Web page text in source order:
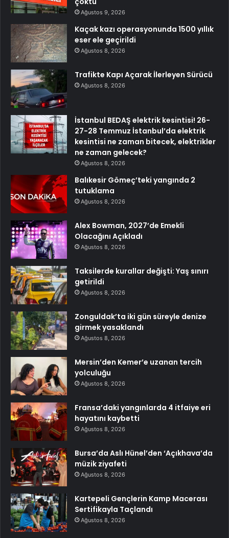
Ağustos 9, 2026
Kaçak kazı operasyonunda 1500 yıllık
eser ele geçirildi
Ağustos 8, 2026
Trafikte Kapı Açarak İlerleyen Sürücü
Ağustos 8, 2026
İstanbul BEDAŞ elektrik kesintisi! 26-
27-28 Temmuz İstanbul’da elektrik
kesintisi ne zaman bitecek, elektrikler
ne zaman gelecek?
Ağustos 8, 2026
Balıkesir Gömeç’teki yangında 2
tutuklama
Ağustos 8, 2026
Alex Bowman, 2027’de Emekli
Olacağını Açıkladı
Ağustos 8, 2026
Taksilerde kurallar değişti: Yaş sınırı
getirildi
Ağustos 8, 2026
Zonguldak’ta iki gün süreyle denize
girmek yasaklandı
Ağustos 8, 2026
Mersin’den Kemer’e uzanan tercih
yolculuğu
Ağustos 8, 2026
Fransa’daki yangınlarda 4 itfaiye eri
hayatını kaybetti
Ağustos 8, 2026
Bursa’da Aslı Hünel’den ‘Açıkhava’da
müzik ziyafeti
Ağustos 8, 2026
Kartepeli Gençlerin Kamp Macerası
Sertifikayla Taçlandı
Ağustos 8, 2026